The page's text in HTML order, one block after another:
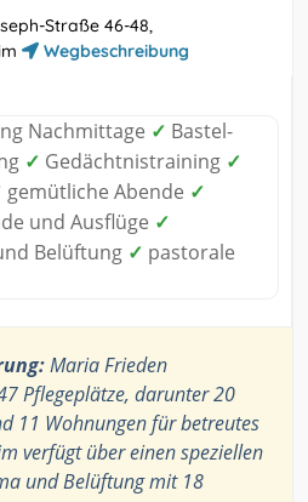
Straße 46-48,
Wegbeschreibung
Nachmittage ✓ Bastel-
✓ Gedächtnistraining ✓
gemütliche Abende ✓
und Ausflüge ✓
Belüftung ✓ pastorale
Maria Frieden
Pflegeplätze, darunter 20
11 Wohnungen für betreutes
verfügt über einen speziellen
und Belüftung mit 18